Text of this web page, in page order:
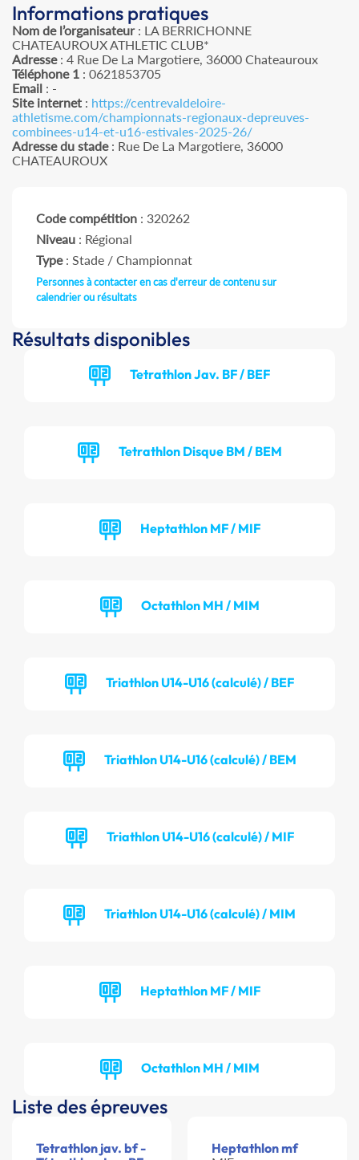
Informations pratiques
Nom de l’organisateur: LA BERRICHONNE
CHATEAUROUX ATHLETIC CLUB*
Adresse: 4 Rue De La Margotiere, 36000 Chateauroux
Téléphone 1 : 0621853705
Email : -
Site internet : https://centrevaldeloire-
athletisme.com/championnats-regionaux-depreuves-
combinees-u14-et-u16-estivales-2025-26/
Adresse du stade: Rue De La Margotiere, 36000
CHATEAUROUX
Code compétition : 320262
Niveau : Régional
Type: Stade / Championnat
Personnes à contacter en cas d'erreur de contenu sur
calendrier ou résultats
Résultats disponibles
Tetrathlon Jav. BF / BEF
Tetrathlon Disque BM / BEM
Heptathlon MF / MIF
Octathlon MH / MIM
Triathlon U14-U16 (calculé) / BEF
Triathlon U14-U16 (calculé) / BEM
Triathlon U14-U16 (calculé) / MIF
Triathlon U14-U16 (calculé) / MIM
Heptathlon MF / MIF
Octathlon MH / MIM
Liste des épreuves
Tetrathlon jav. bf -
Heptathlon mf